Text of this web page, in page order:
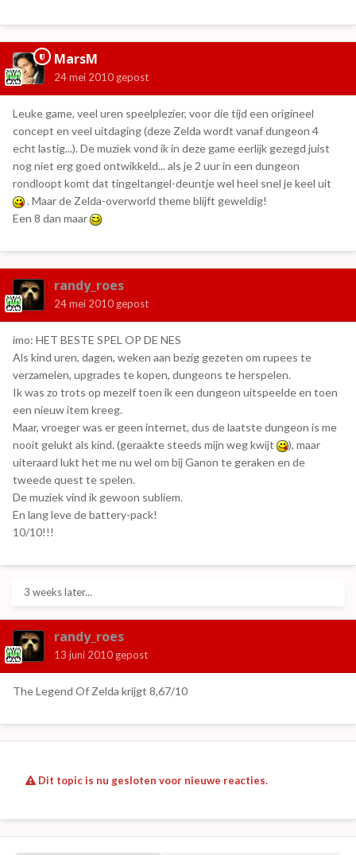
MarsM
24 mei 2010 gepost
Leuke game, veel uren speelplezier, voor die tijd een origineel
concept en veel uitdaging (deze Zelda wordt vanaf dungeon 4
echt lastig...). De muziek vond ik in deze game eerlijk gezegd juist
nog niet erg goed ontwikkeld... als je 2 uur in een dungeon
rondloopt komt dat tingeltangel-deuntje wel heel snel je keel uit
. Maar de Zelda-overworld theme blijft geweldig!
Een 8 dan maar
randy_roes
24 mei 2010 gepost
imo: HET BESTE SPEL OP DE NES
Als kind uren, dagen, weken aan bezig gezeten om rupees te
verzamelen, upgrades te kopen, dungeons te herspelen.
Ik was zo trots op mezelf toen ik een dungeon uitspeelde en toen
een nieuw item kreeg.
Maar, vroeger was er geen internet, dus de laatste dungeon is me
nooit gelukt als kind. (geraakte steeds mijn weg kwijt
), maar
uiteraard lukt het me nu wel om bij Ganon te geraken en de
tweede quest te spelen.
De muziek vind ik gewoon subliem.
En lang leve de battery-pack!
10/10!!!
3 weeks later...
randy_roes
13 juni 2010 gepost
The Legend Of Zelda krijgt 8,67/10
Dit topic is nu gesloten voor nieuwe reacties.